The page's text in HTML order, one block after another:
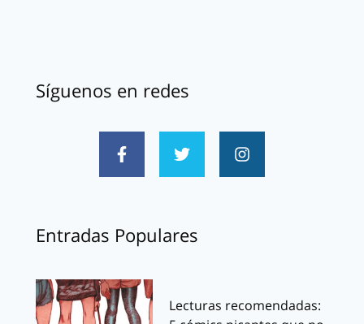
Síguenos en redes
Entradas Populares
Lecturas recomendadas: